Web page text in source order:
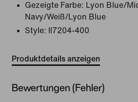
Gezeigte Farbe: Lyon Blue/
Navy/Weiß/Lyon Blue
Style:
II7204-400
Produktdetails anzeigen
Bewertungen (Fehler)